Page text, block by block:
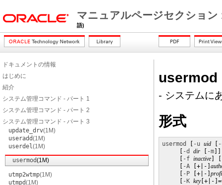
マニュアルページセクショ
語)
ドキュメントの情報
はじめに
紹介
システム管理コマンド - パート 1
システム管理コマンド - パート 2
システム管理コマンド - パート 3
update_drv(1M)
useradd(1M)
userdel(1M)
usermod(1M)
utmp2wtmp(1M)
utmpd(1M)
usermod
- システムに
形式
usermod -u uid
-d dir -m
-f inactive
-A [+|-]
-P [+|-]
-K key[+|-]=